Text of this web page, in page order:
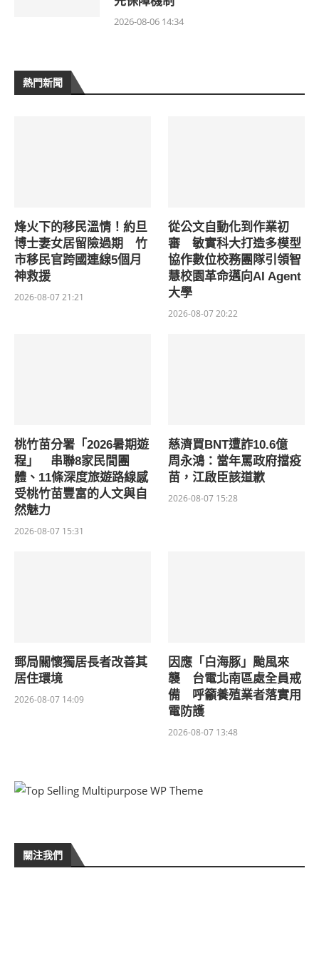
2026-08-06 14:34
熱門新聞
烽火下的移民溫情！約旦
博士妻女居留險過期 竹
市移民官跨國連線5個月
神救援
2026-08-07 21:21
從公文自動化到作業初
審 敏實科大打造多模型
協作數位校務團隊引領智
慧校園革命邁向AI Agent
大學
2026-08-07 20:22
桃竹苗分署「2026暑期遊
程」 串聯8家民間團
體、11條深度旅遊路線感
受桃竹苗豐富的人文與自
然魅力
2026-08-07 15:31
慈濟買BNT遭詐10.6億
周永鴻：當年罵政府擋疫
苗，江啟臣該道歉
2026-08-07 15:28
郵局關懷獨居長者改善其
居住環境
2026-08-07 14:09
因應「白海豚」颱風來
襲 台電北南區處全員戒
備 呼籲養殖業者落實用
電防護
2026-08-07 13:48
關注我們